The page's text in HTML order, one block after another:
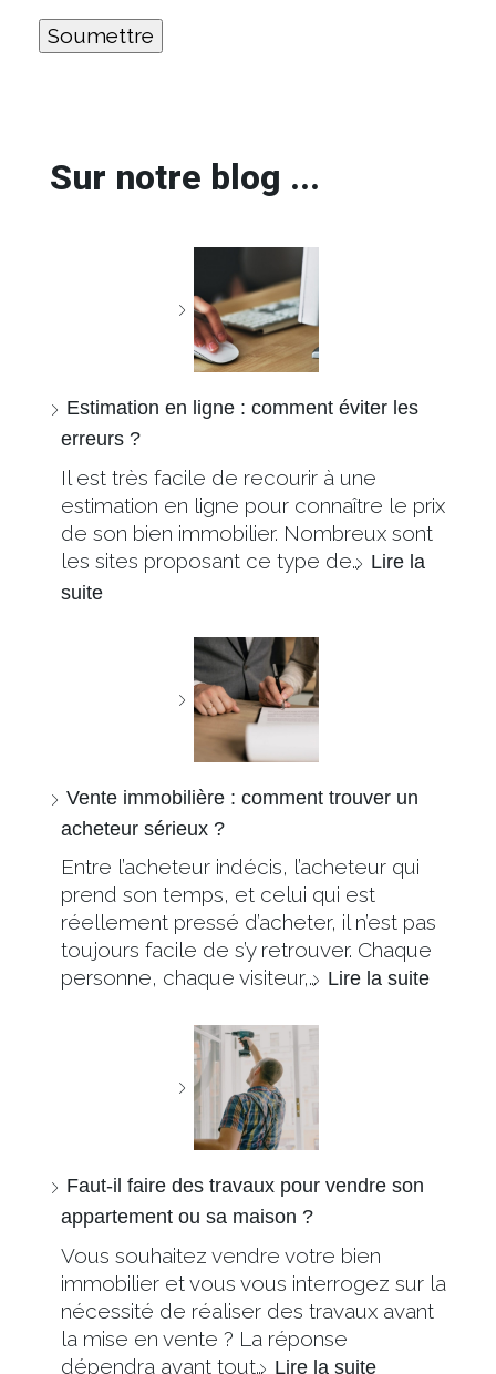
Sur notre blog ...
Estimation en ligne : comment éviter les
erreurs ?
Il est très facile de recourir à une
estimation en ligne pour connaître le prix
de son bien immobilier. Nombreux sont
les sites proposant ce type de… Lire la
suite
Vente immobilière : comment trouver un
acheteur sérieux ?
Entre l’acheteur indécis, l’acheteur qui
prend son temps, et celui qui est
réellement pressé d’acheter, il n’est pas
toujours facile de s’y retrouver. Chaque
personne, chaque visiteur,… Lire la suite
Faut-il faire des travaux pour vendre son
appartement ou sa maison ?
Vous souhaitez vendre votre bien
immobilier et vous vous interrogez sur la
nécessité de réaliser des travaux avant
la mise en vente ? La réponse
dépendra avant tout… Lire la suite